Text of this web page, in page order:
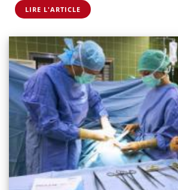
LIRE L'ARTICLE